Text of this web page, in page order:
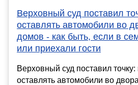
Верховный суд поставил
оставлять автомобили во
домов - как быть, если в
или приехали гости
Верховный суд поставил точку:
оставлять автомобили во